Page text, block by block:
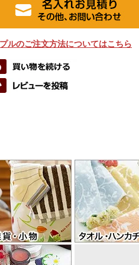
ルのご注文方法についてはこちら